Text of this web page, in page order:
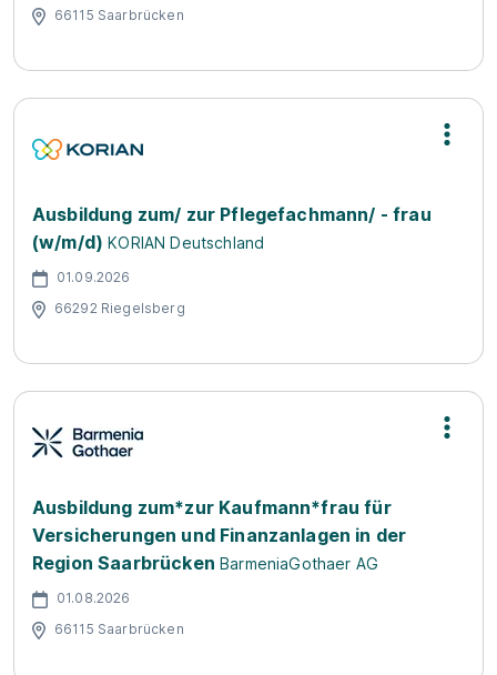
66115 Saarbrücken
Ausbildung zum/ zur Pflegefachmann/ - frau
(w/m/d) KORIAN Deutschland
01.09.2026
66292 Riegelsberg
Ausbildung zum*zur Kaufmann*frau für
Versicherungen und Finanzanlagen in der
Region Saarbrücken BarmeniaGothaer AG
01.08.2026
66115 Saarbrücken